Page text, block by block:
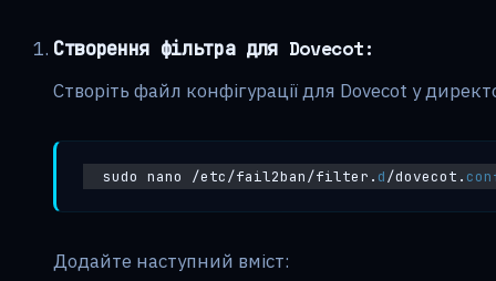
Створення фільтра для Dovecot:
Створіть файл конфігурації для Dovecot у
sudo nano /etc/fail2ban/filter. d/dovecot.
Додайте наступний вміст: